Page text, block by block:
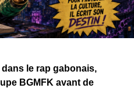
le rap gabonais,
BGMFK avant de